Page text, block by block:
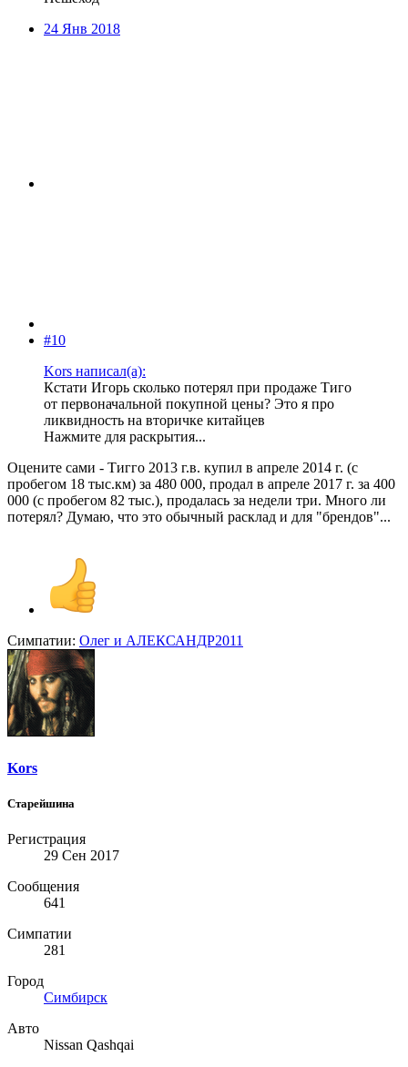
24 Янв 2018
#10
Kors написал(а):
Кстати Игорь сколько потерял при продаже Тиго
от первоначальной покупной цены? Это я про
ликвидность на вторичке китайцев
Нажмите для раскрытия...
Оцените сами - Тигго 2013 г.в. купил в апреле 2014 г. (с
пробегом 18 тыс.км) за 480 000, продал в апреле 2017 г. за 400
000 (с пробегом 82 тыс.), продалась за недели три. Много ли
потерял? Думаю, что это обычный расклад и для "брендов"...
Симпатии: Олег и АЛЕКСАНДР2011
Kors
Старейшина
Регистрация
29 Сен 2017
Сообщения
641
Симпатии
281
Город
Симбирск
Авто
Nissan Qashqai